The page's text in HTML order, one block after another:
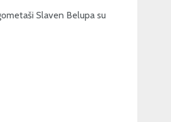
Slaven Belupa su